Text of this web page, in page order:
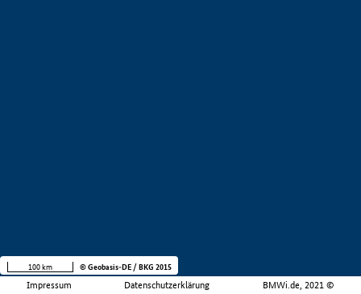
Impressum Datenschutzerklärung BMWi.de, 2021 ©
100 km © Geobasis-DE / BKG 2015